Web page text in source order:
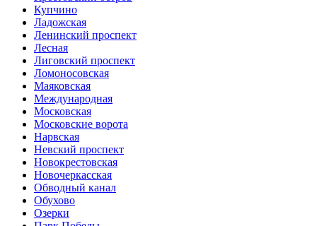
Купчино
Ладожская
Ленинский проспект
Лесная
Лиговский проспект
Ломоносовская
Маяковская
Международная
Московская
Московские ворота
Нарвская
Невский проспект
Новокрестовская
Новочеркасская
Обводный канал
Обухово
Озерки